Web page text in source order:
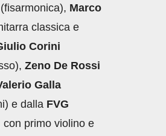
(fisarmonica), Marco
classica e
Corini
Zeno De Rossi
Galla
e dalla FVG
con primo violino e